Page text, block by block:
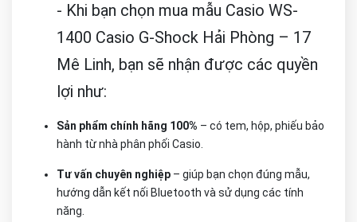
- Khi bạn chọn mua mẫu Casio WS-
1400 Casio G-Shock Hải Phòng – 17
Mê Linh, bạn sẽ nhận được các quyền
lợi như:
Sản phẩm chính hãng 100% – có tem, hộp, phiếu bảo
hành từ nhà phân phối Casio.
Tư vấn chuyên nghiệp – giúp bạn chọn đúng mẫu,
hướng dẫn kết nối Bluetooth và sử dụng các tính
năng.